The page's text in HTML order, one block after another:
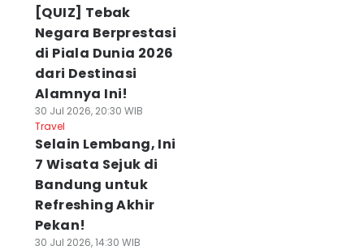
[QUIZ] Tebak
Negara Berprestasi
di Piala Dunia 2026
dari Destinasi
Alamnya Ini!
30 Jul 2026, 20:30 WIB
Travel
Selain Lembang, Ini
7 Wisata Sejuk di
Bandung untuk
Refreshing Akhir
Pekan!
30 Jul 2026, 14:30 WIB